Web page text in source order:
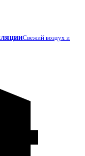
Свежий воздух и